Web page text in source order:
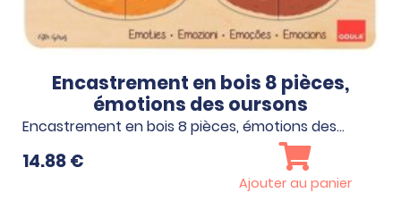
Encastrement en bois 8 pièces,
émotions des oursons
Encastrement en bois 8 pièces, émotions des…
14.88€
Ajouter au panier